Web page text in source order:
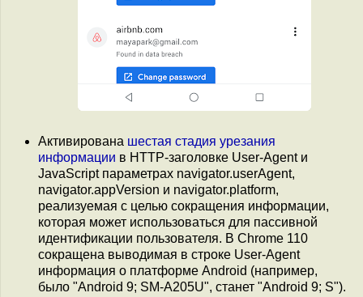
Активирована шестая стадия урезания
информации в HTTP-заголовке User-Agent и
JavaScript параметрах navigator.userAgent,
navigator.appVersion и navigator.platform,
реализуемая с целью сокращения информации,
которая может использоваться для пассивной
идентификации пользователя. В Chrome 110
сокращена выводимая в строке User-Agent
информация о платформе Android (например,
было "Android 9; SM-A205U", станет "Android 9; S").